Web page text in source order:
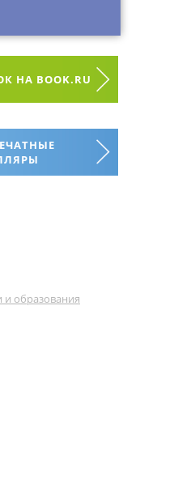
НА BOOK.RU
и образования